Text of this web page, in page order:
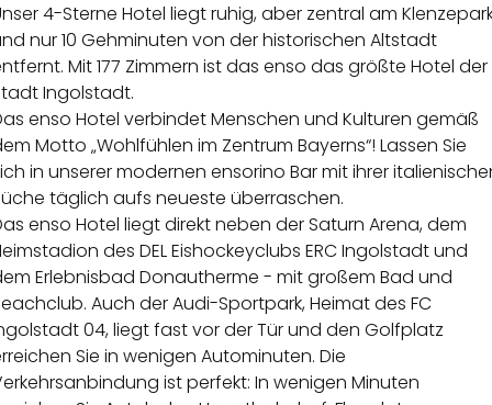
4-Sterne Hotel liegt ruhig, aber zentral am
nur 10 Gehminuten von der historischen Altstadt
Mit 177 Zimmern ist das enso das größte Hotel der
Ingolstadt.
enso Hotel verbindet Menschen und Kulturen gemäß
Motto „Wohlfühlen im Zentrum Bayerns“! Lassen Sie
in unserer modernen ensorino Bar mit ihrer
täglich aufs neueste überraschen.
enso Hotel liegt direkt neben der Saturn Arena, dem
des DEL Eishockeyclubs ERC Ingolstadt und
Erlebnisbad Donautherme - mit großem Bad und
Auch der Audi-Sportpark, Heimat des FC
04, liegt fast vor der Tür und den Golfplatz
Sie in wenigen Autominuten. Die
ist perfekt: In wenigen Minuten